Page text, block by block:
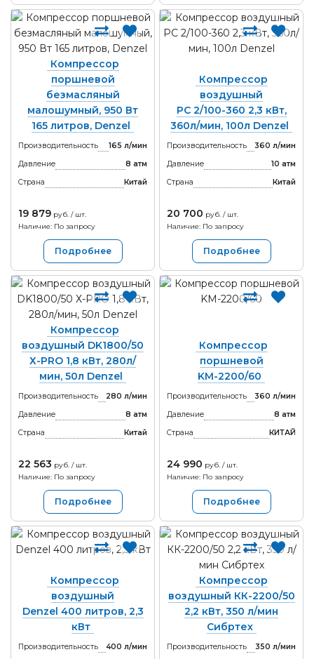
Компрессор
поршневой
безмасляный
малошумный, 950 Вт
165 литров, Denzel
Производительность
165 л/мин
Давление
8 атм
Страна
Китай
19 879 руб. / шт.
Наличие: По запросу
Подробнее
Компрессор
воздушный
PC 2/100-360 2,3 кВт,
360л/мин, 100л Denzel
Производительность
360 л/мин
Давление
10 атм
Страна
Китай
20 700 руб. / шт.
Наличие: По запросу
Подробнее
Компрессор
воздушный DK1800/50
Х-PRO 1,8 кВт, 280л/
мин, 50л Denzel
Производительность
280 л/мин
Давление
8 атм
Страна
Китай
22 563 руб. / шт.
Наличие: По запросу
Подробнее
Компрессор
поршневой
KM-2200/60
Производительность
360 л/мин
Давление
8 атм
Страна
КИТАЙ
24 990 руб. / шт.
Наличие: По запросу
Подробнее
Компрессор
воздушный
Denzel 400 литров, 2,3
кВт
Производительность
400 л/мин
Компрессор
воздушный КК-2200/50
2,2 кВт, 350 л/мин
Сибртех
Производительность
350 л/мин